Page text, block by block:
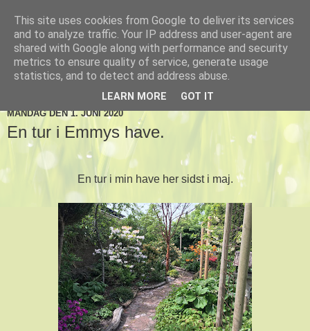
De tre Toftlund haver
MANDAG DEN 1. JUNI 2020
En tur i Emmys have.
En tur i min have her sidst i maj.
This site uses cookies from Google to deliver its services
and to analyze traffic. Your IP address and user-agent are
shared with Google along with performance and security
metrics to ensure quality of service, generate usage
statistics, and to detect and address abuse.
LEARN MORE GOT IT